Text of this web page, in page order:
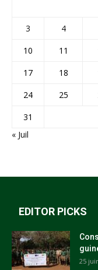
3
4
10
11
17
18
24
25
31
« Juil
EDITOR PICKS
25